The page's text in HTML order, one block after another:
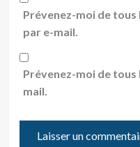
Prévenez-moi de
par e-mail.
Prévenez-moi de
mail.